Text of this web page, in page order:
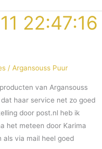
22:47:16
/ Argansouss Puur
van Argansouss
haar service net zo goed
door post.nl heb ik
het meteen door Karima
via mail heel goed